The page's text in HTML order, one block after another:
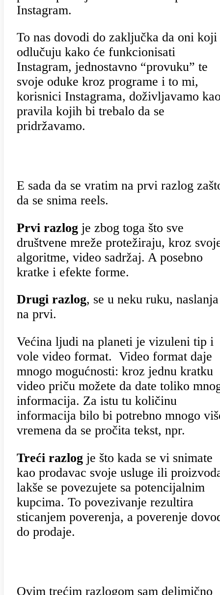
Instagram.
To nas dovodi do zaključka da oni koji
odlučuju kako će funkcionisati
Instagram, jednostavno “provuku” te
svoje oduke kroz programe i to mi,
korisnici Instagrama, doživljavamo
pravila kojih bi trebalo da se
pridržavamo.
E sada da se vratim na prvi razlog
da se snima reels.
Prvi razlogje zbog toga što sve
društvene mreže protežiraju, kroz
algoritme, video sadržaj. A posebno
kratke i efekte forme.
Drugi razlog, se u neku ruku, naslanja
na prvi.
Većina ljudi na planeti je vizuleni tip i
vole video format. Video format daje
mnogo mogućnosti: kroz jednu kratku
video priču možete da date toliko
informacija. Za istu tu količinu
informacija bilo bi potrebno mnogo
vremena da se pročita tekst, npr.
Treći razlogje što kada se vi snimate
kao prodavac svoje usluge ili
lakše se povezujete sa potencijalnim
kupcima. To povezivanje rezultira
sticanjem poverenja, a poverenje
do prodaje.
Ovim trećim razlogom sam delimično